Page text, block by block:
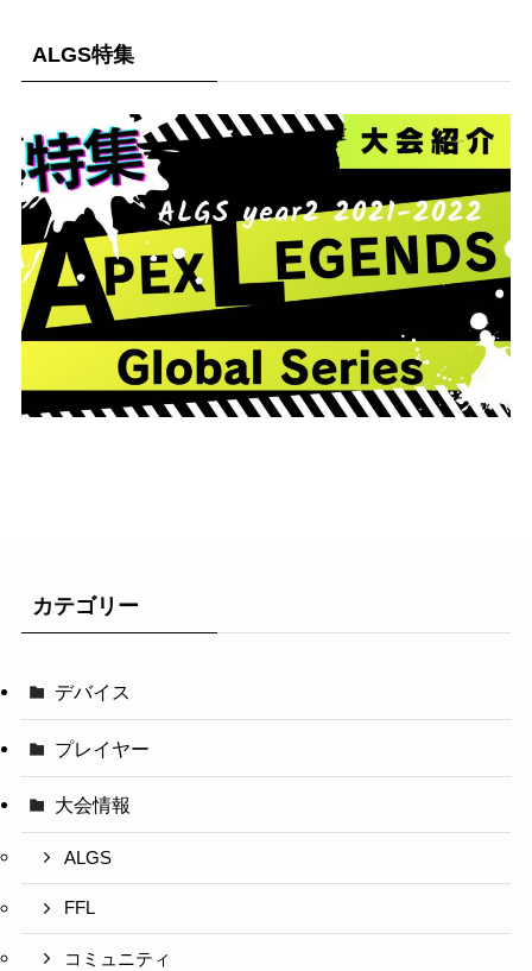
ALGS特集
カテゴリー
デバイス
プレイヤー
大会情報
ALGS
FFL
コミュニティ